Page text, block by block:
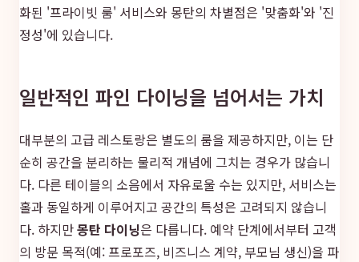
화된 '프라이빗 룸' 서비스와 몽탄의 차별점은 '맞춤화'와 '진
정성'에 있습니다.
일반적인 파인 다이닝을 넘어서는 가치
대부분의 고급 레스토랑은 별도의 룸을 제공하지만, 이는 단
순히 공간을 분리하는 물리적 개념에 그치는 경우가 많습니
다. 다른 테이블의 소음에서 자유로울 수는 있지만, 서비스는
홀과 동일하게 이루어지고 공간의 특성은 고려되지 않습니
다. 하지만몽탄 다이닝은 다릅니다. 예약 단계에서부터 고객
의 방문 목적(예: 프로포즈, 비즈니스 계약, 부모님 생신)을 파